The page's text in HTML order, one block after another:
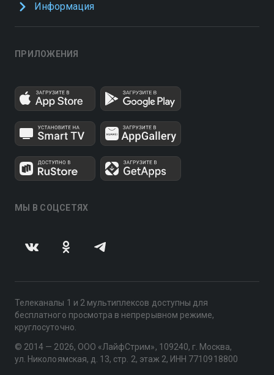
Информация
ПРИЛОЖЕНИЯ
МЫ В СОЦСЕТЯХ
Телеканалы 1 и 2 мультиплексов доступны для
бесплатного просмотра в непрерывном режиме,
круглосуточно.
© 2014 — 2026, ООО «ЛайфСтрим», 109240, г. Москва,
ул. Николоямская, д. 13, стр. 2, этаж 2, ИНН 7710918800